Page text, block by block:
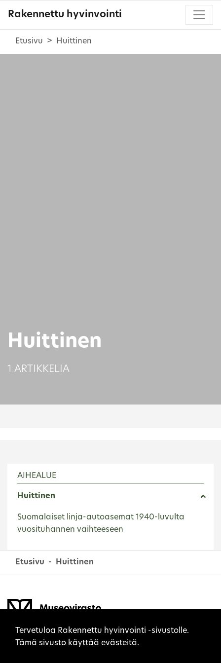
Rakennettu hyvinvointi
Etusivu Huittinen
Huittinen
1 ARTIKKELIA
AIHEALUE
Huittinen
Suomalaiset linja-autoasemat 1940-luvulta
vuosituhannen vaihteeseen
Etusivu Huittinen
Sivuston evästeet
Tervetuloa Rakennettu hyvinvointi -sivustolle.
Tämä sivusto käyttää evästeitä.